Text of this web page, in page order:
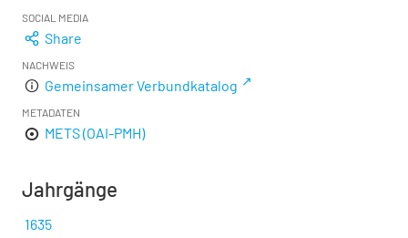
SOCIAL MEDIA
Share
NACHWEIS
Gemeinsamer Verbundkatalog
METADATEN
METS (OAI-PMH)
Jahrgänge
1635